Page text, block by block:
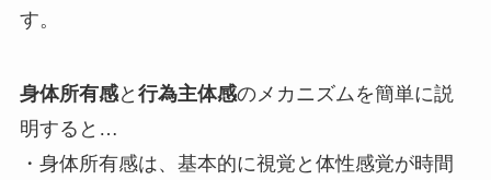
す。
身体所有感と 行為主体感のメカニズムを簡単に説
明すると…
・身体所有感は、基本的に視覚と体性感覚が時間